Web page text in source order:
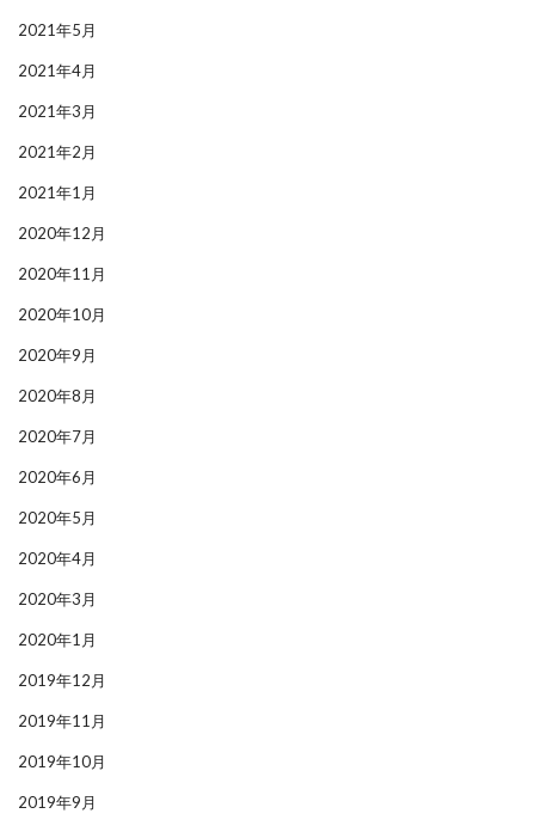
2021年5月
2021年4月
2021年3月
2021年2月
2021年1月
2020年12月
2020年11月
2020年10月
2020年9月
2020年8月
2020年7月
2020年6月
2020年5月
2020年4月
2020年3月
2020年1月
2019年12月
2019年11月
2019年10月
2019年9月